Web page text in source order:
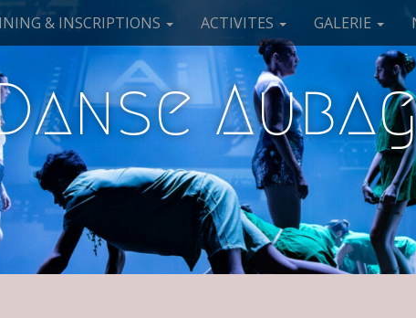
& INSCRIPTIONS ACTIVITES GALERIE